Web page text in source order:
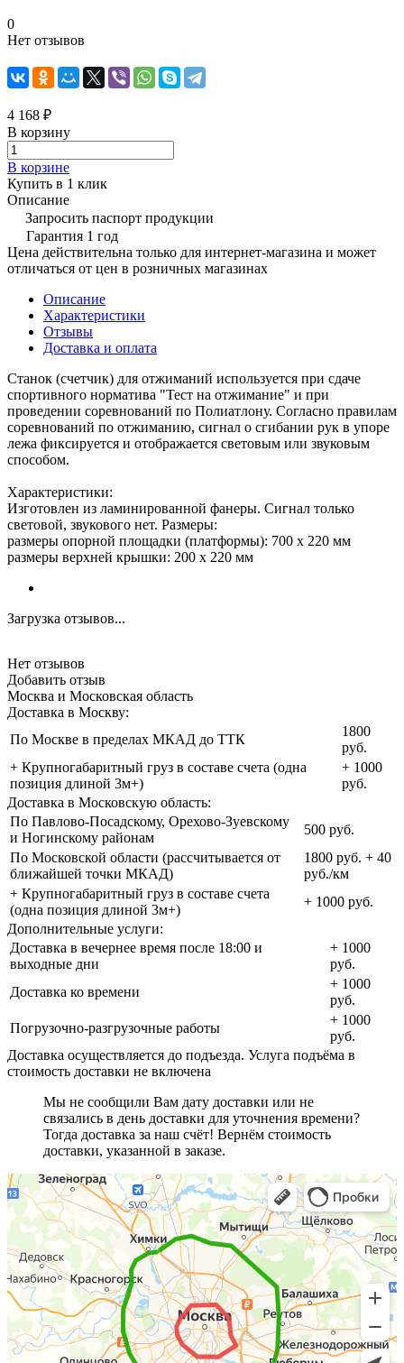
0
Нет отзывов
4 168 ₽
В корзину
В корзине
Купить в 1 клик
Описание
Запросить паспорт продукции
Гарантия 1 год
Цена действительна только для интернет-магазина и может
отличаться от цен в розничных магазинах
Описание
Характеристики
Отзывы
Доставка и оплата
Станок (счетчик) для отжиманий используется при сдаче
спортивного норматива "Тест на отжимание" и при
проведении соревнований по Полиатлону. Согласно правилам
соревнований по отжиманию, сигнал о сгибании рук в упоре
лежа фиксируется и отображается световым или звуковым
способом.
Характеристики:
Изготовлен из ламинированной фанеры. Сигнал только
световой, звукового нет. Размеры:
размеры опорной площадки (платформы): 700 х 220 мм
размеры верхней крышки: 200 х 220 мм
Загрузка отзывов...
Нет отзывов
Добавить отзыв
Москва и Московская область
Доставка в Москву:
По Москве в пределах МКАД до ТТК
1800
руб.
+ Крупногабаритный груз в составе счета (одна
позиция длиной 3м+)
+ 1000
руб.
Доставка в Московскую область:
По Павлово-Посадскому, Орехово-Зуевскому
и Ногинскому районам
500 руб.
По Московской области (рассчитывается от
ближайшей точки МКАД)
1800 руб. + 40
руб./км
+ Крупногабаритный груз в составе счета
(одна позиция длиной 3м+)
+ 1000 руб.
Дополнительные услуги:
Доставка в вечернее время после 18:00 и
выходные дни
+ 1000
руб.
Доставка ко времени
+ 1000
руб.
Погрузочно-разгрузочные работы
+ 1000
руб.
Доставка осуществляется до подъезда. Услуга подъёма в
стоимость доставки не включена
Мы не сообщили Вам дату доставки или не
связались в день доставки для уточнения времени?
Тогда доставка за наш счёт! Вернём стоимость
доставки, указанной в заказе.